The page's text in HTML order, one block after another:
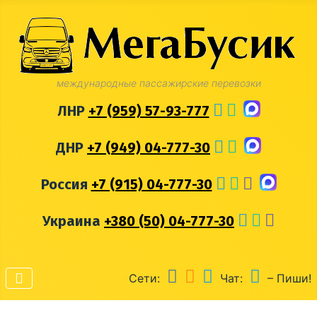
международные пассажирские перевозки
ЛНР +7 (959) 57-93-777
ДНР +7 (949) 04-777-30
Россия +7 (915) 04-777-30
Украина +380 (50) 04-777-30
Сети: Чат: – Пиши!